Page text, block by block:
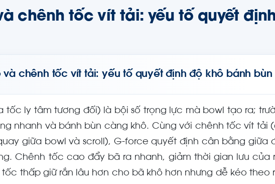
chênh tốc vít tải: yếu tố quyết
và chênh tốc vít tải: yếu tố quyết định độ khô bánh bùn
tốc ly tâm tương đối) là bội số trọng lực mà bowl tạo ra;
nhanh và bánh bùn càng khô. Cùng với chênh tốc vít tải
giữa bowl và scroll), G-force quyết định cân bằng giữa
Chênh tốc cao đẩy bã ra nhanh, giảm thời gian lưu của
thấp giữ rắn lâu hơn cho bã khô hơn nhưng dễ kéo theo